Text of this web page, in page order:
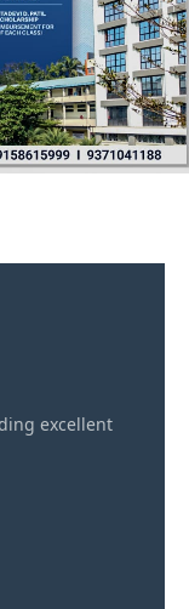
excellent